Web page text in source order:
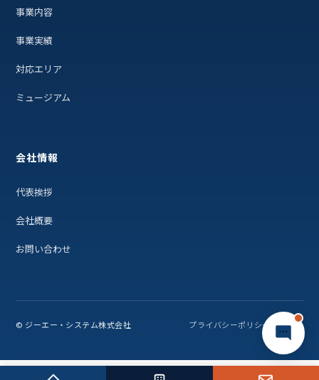
事業内容
事業実績
対応エリア
ミュージアム
会社情報
代表挨拶
会社概要
お問い合わせ
© ジーエー・システム株式会社 プライバシーポリシー 利用規約